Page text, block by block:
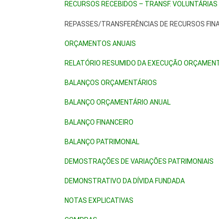
RECURSOS RECEBIDOS – TRANSF. VOLUNTÁRIAS
REPASSES/TRANSFERÊNCIAS DE RECURSOS
ORÇAMENTOS ANUAIS
RELATÓRIO RESUMIDO DA EXECUÇÃO
BALANÇOS ORÇAMENTÁRIOS
BALANÇO ORÇAMENTÁRIO ANUAL
BALANÇO FINANCEIRO
BALANÇO PATRIMONIAL
DEMOSTRAÇÕES DE VARIAÇÕES PATRIMONIAIS
DEMONSTRATIVO DA DÍVIDA FUNDADA
NOTAS EXPLICATIVAS